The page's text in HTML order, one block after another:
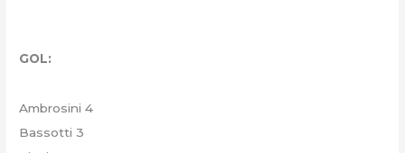
GOL:
Ambrosini 4
Bassotti 3